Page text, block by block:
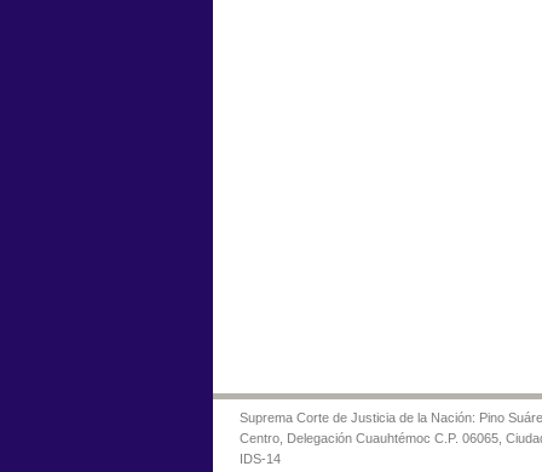
Suprema Corte de Justicia de la Nación: Pino
Centro, Delegación Cuauhtémoc C.P. 06065,
IDS-14